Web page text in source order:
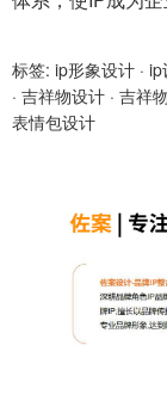
标签: ip形象设计 · ip
· 吉祥物设计 · 吉祥
表情包设计